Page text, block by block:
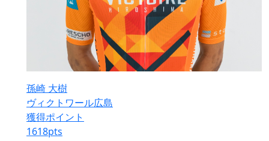
孫崎 大樹
ヴィクトワール広島
獲得ポイント
1618pts